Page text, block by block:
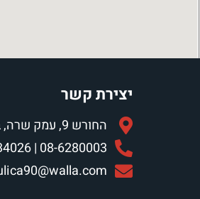
יצירת קשר
החורש 9, עמק שרה, באר שבע
08-6280003 | 08-6234026